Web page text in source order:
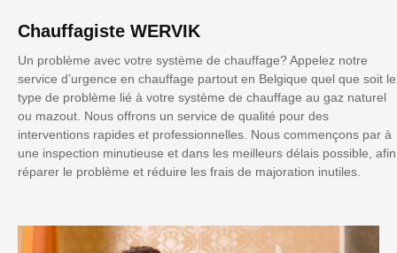
Chauffagiste WERVIK
Un problème avec votre système de chauffage? Appelez notre
service d’urgence en chauffage partout en Belgique quel que soit le
type de problème lié à votre système de chauffage au gaz naturel
ou mazout. Nous offrons un service de qualité pour des
interventions rapides et professionnelles. Nous commençons par à
une inspection minutieuse et dans les meilleurs délais possible, afin
réparer le problème et réduire les frais de majoration inutiles.